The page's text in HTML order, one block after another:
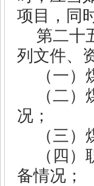
项目，同
第二十
列文件、
（一
（二
况；
（三
（四
备情况；